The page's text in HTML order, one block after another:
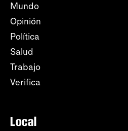
Mundo
Opinión
Política
Salud
Trabajo
Verifica
Local